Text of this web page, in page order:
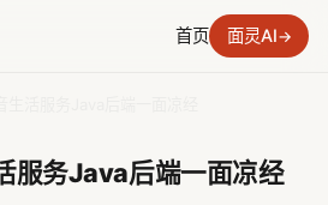
首页 面灵AI→
服务Java后端一面凉经